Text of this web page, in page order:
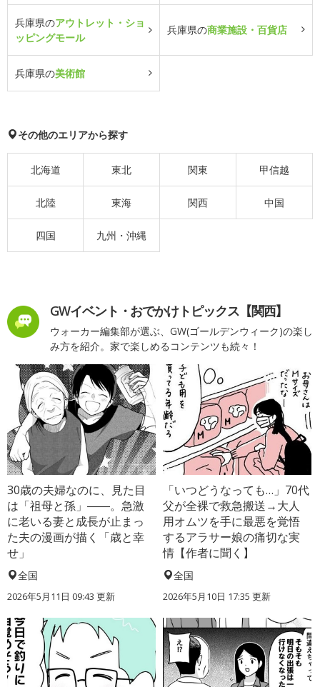
兵庫県のアウトレット・ショ
ッピングモール
兵庫県の商業施設・百貨店
兵庫県の美術館
その他のエリアから探す
北海道 東北 関東 甲信越
北陸 東海 関西 中国
四国 九州・沖縄
GWイベント・おでかけトピックス【関西】
ウォーカー編集部が選ぶ、GW(ゴールデンウィーク)の楽し
み方を紹介。家で楽しめるコンテンツも続々！
30歳の夫婦なのに、見た目
は「祖母と孫」――。急激
に老いる妻と成長が止まっ
た夫の漫画が描く「歳と幸
せ」
全国
2026年5月11日 09:43 更新
「いつどうなっても…」70代
父が全裸で救急搬送→大人
用オムツを手に最悪を覚悟
するアラサー娘の痛切な実
情【作者に聞く】
全国
2026年5月10日 17:35 更新